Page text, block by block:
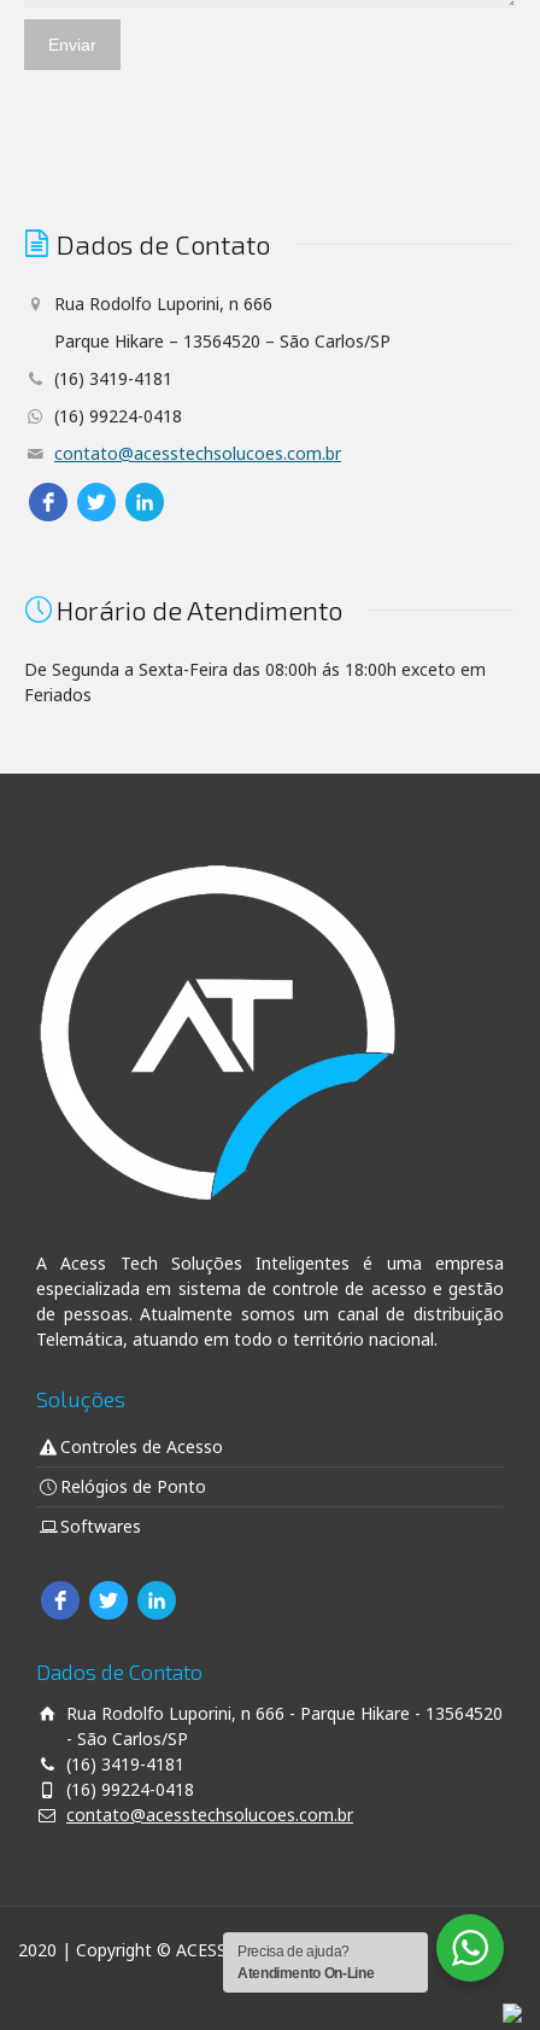
Dados de Contato
Rua Rodolfo Luporini, n 666
Parque Hikare – 13564520 – São Carlos/SP
(16) 3419-4181
(16) 99224-0418
contato@acesstechsolucoes.com.br
Horário de Atendimento
De Segunda a Sexta-Feira das 08:00h ás 18:00h exceto em
Feriados
A Acess Tech Soluções Inteligentes é uma empresa
especializada em sistema de controle de acesso e gestão
de pessoas. Atualmente somos um canal de distribuição
Telemática, atuando em todo o território nacional.
Soluções
Controles de Acesso
Relógios de Ponto
Softwares
Dados de Contato
Rua Rodolfo Luporini, n 666 - Parque Hikare - 13564520
- São Carlos/SP
(16) 3419-4181
(16) 99224-0418
contato@acesstechsolucoes.com.br
2020 | Copyright © ACESS TECH SOLUÇÕES
Precisa de ajuda?
Atendimento On-Line